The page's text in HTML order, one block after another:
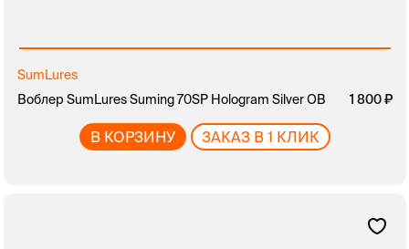
SumLures
Воблер SumLures Suming 70SP Hologram Silver OB
1 800
В КОРЗИНУ ЗАКАЗ В 1 КЛИК